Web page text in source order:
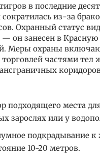
в последние
из-за
Охранный статус
он занесен в Красную
Меры охраны
торговлей частями
подходящего места
зарослях или у
подкрадывание к
10-20 метров.